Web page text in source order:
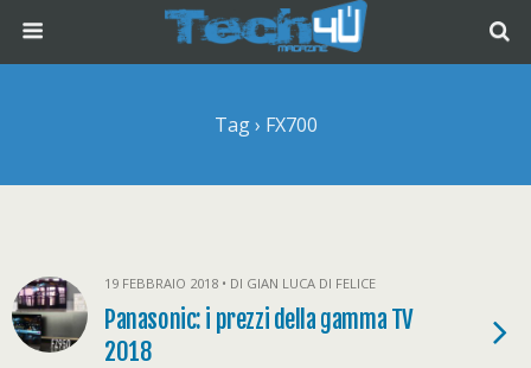
Tag › FX700
19 FEBBRAIO 2018 • DI GIAN LUCA DI FELICE
Panasonic: i prezzi della gamma TV
2018